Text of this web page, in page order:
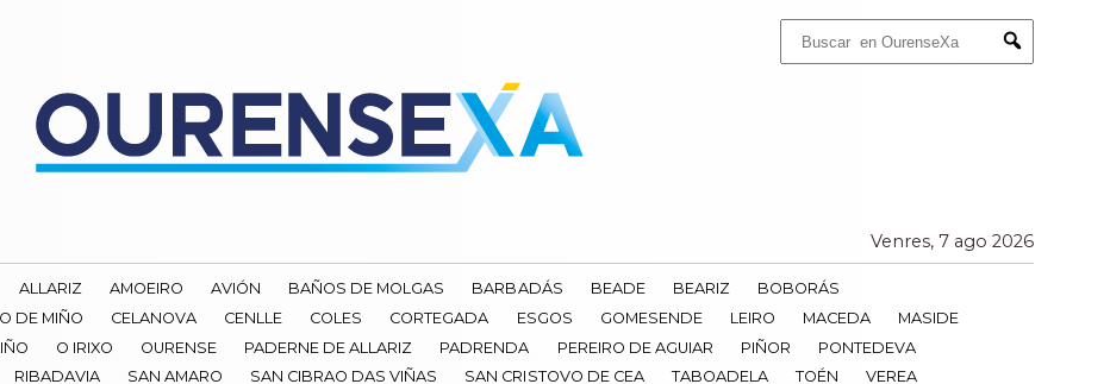
Submit
Venres, 7 ago 2026
ALLARIZ AMOEIRO AVIÓN BAÑOS DE MOLGAS BARBADÁS BEADE BEARIZ
BOBORÁS
DE MIÑO CELANOVA CENLLE COLES CORTEGADA ESGOS GOMESENDE LEIRO MACEDA
MASIDE
O IRIXO OURENSE PADERNE DE ALLARIZ PADRENDA PEREIRO DE AGUIAR PIÑOR
PONTEDEVA
RIBADAVIA SAN AMARO SAN CIBRAO DAS VIÑAS SAN CRISTOVO DE CEA TABOADELA TOÉN
VEREA